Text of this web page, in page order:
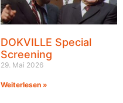
DOKVILLE Special
Screening
29. Mai 2026
Weiterlesen »